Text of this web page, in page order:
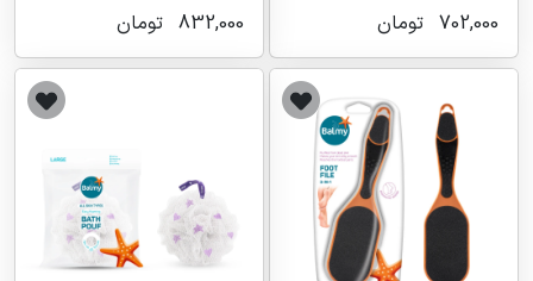
702,000 تومان 832,000 تومان